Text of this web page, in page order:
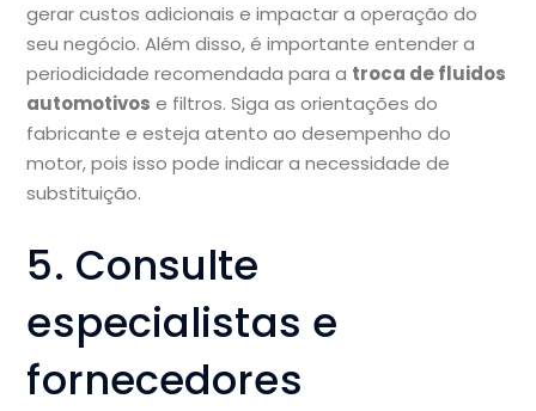
gerar custos adicionais e impactar a operação do
seu negócio. Além disso, é importante entender a
periodicidade recomendada para a troca de fluidos
automotivos e filtros. Siga as orientações do
fabricante e esteja atento ao desempenho do
motor, pois isso pode indicar a necessidade de
substituição.
5. Consulte
especialistas e
fornecedores